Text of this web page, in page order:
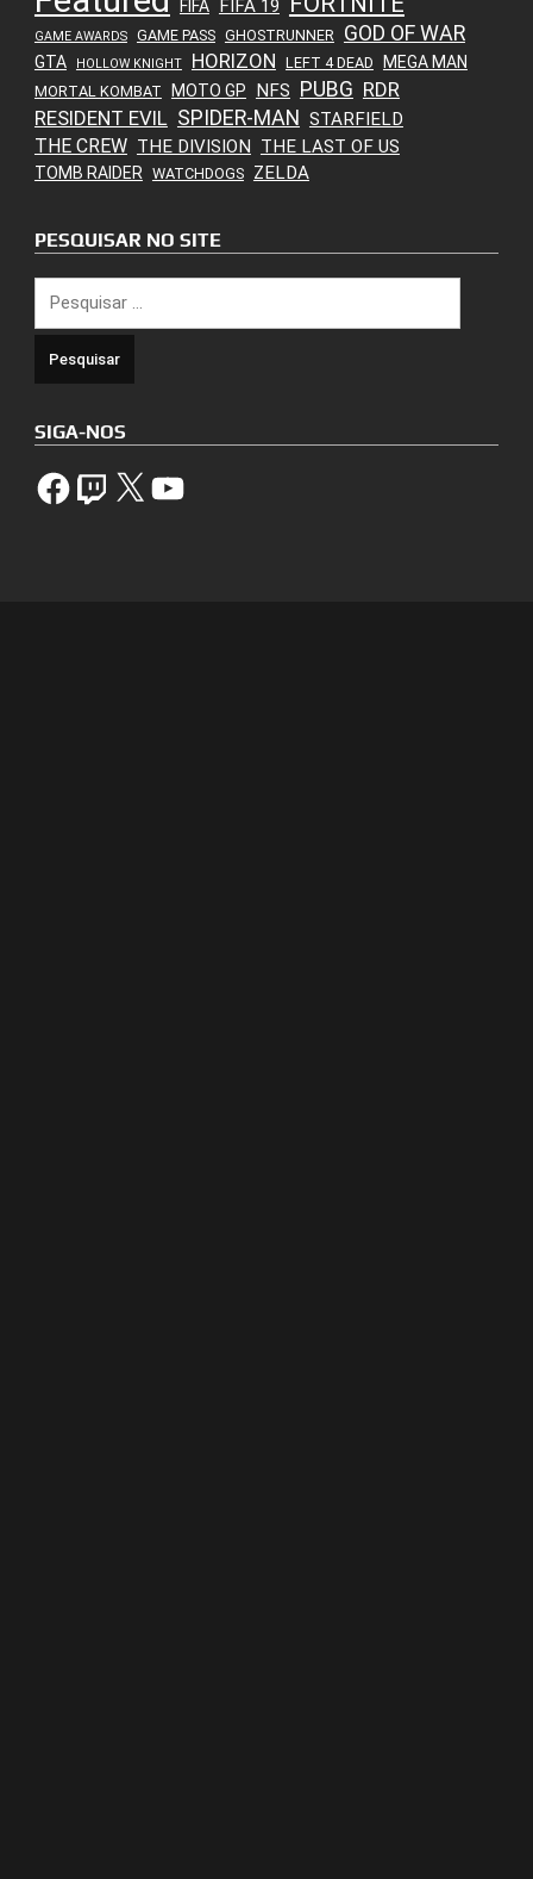
FIFA FIFA 19
GAME AWARDS GAME PASS GHOSTRUNNER GOD OF WAR
GTA HOLLOW KNIGHT HORIZON LEFT 4 DEAD MEGA MAN
MORTAL KOMBAT MOTO GP NFS PUBG RDR
RESIDENT EVIL SPIDER-MAN STARFIELD
THE CREW THE DIVISION THE LAST OF US
TOMB RAIDER WATCHDOGS ZELDA
PESQUISAR NO SITE
por:
SIGA-NOS
FacebookTwitch X YouTube